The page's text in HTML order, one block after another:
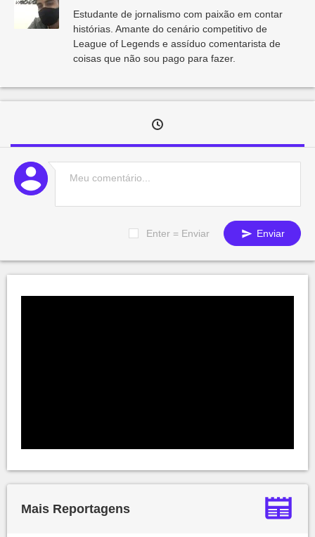
Estudante de jornalismo com paixão em contar
histórias. Amante do cenário competitivo de
League of Legends e assíduo comentarista de
coisas que não sou pago para fazer.
Enter = Enviar Enviar
Mais Reportagens